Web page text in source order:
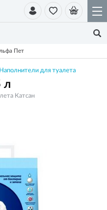
Пет
Наполнители для туалета
л
Катсан